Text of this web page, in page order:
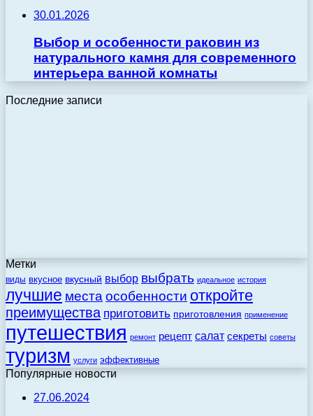
30.01.2026
Выбор и особенности раковин из
натурального камня для современного
интерьера ванной комнаты
Последние записи
Метки
виды вкусное вкусный выбор выбрать идеальное история
лучшие места особенности откройте
преимущества приготовить приготовления применение
путешествия ремонт рецепт салат секреты советы
туризм услуги эффективные
Популярные новости
27.06.2024